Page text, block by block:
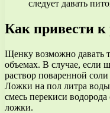
следует давать
Как привести к
Щенку возможно давать
объемах. В случае, если
раствор поваренной
Ложки на пол литра
смесь перекиси водорода
ложки.